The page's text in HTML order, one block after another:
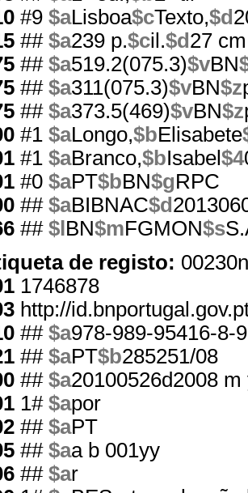
#9 $aLisboa$cTexto,$d
## $a239 p.$cil.$d 27 cm
## $a519.2(075.3)$vBN
## $a311(075.3)$vBN$z
## $a373.5(469)$vBN$z
#1 $aLongo,$bElisabete
#1 $aBranco,$bIsabel $4
#0 $aPT$bBN$gRPC
## $aBIBNAC$d
## $l BN$mFGMON$s
de registo:
1746878
http://
## $a978-989-95416-8-9
## $aPT$b285251/08
## $a20100526d2008
1# $apor
## $aPT
## $aa b 001yy
## $ar